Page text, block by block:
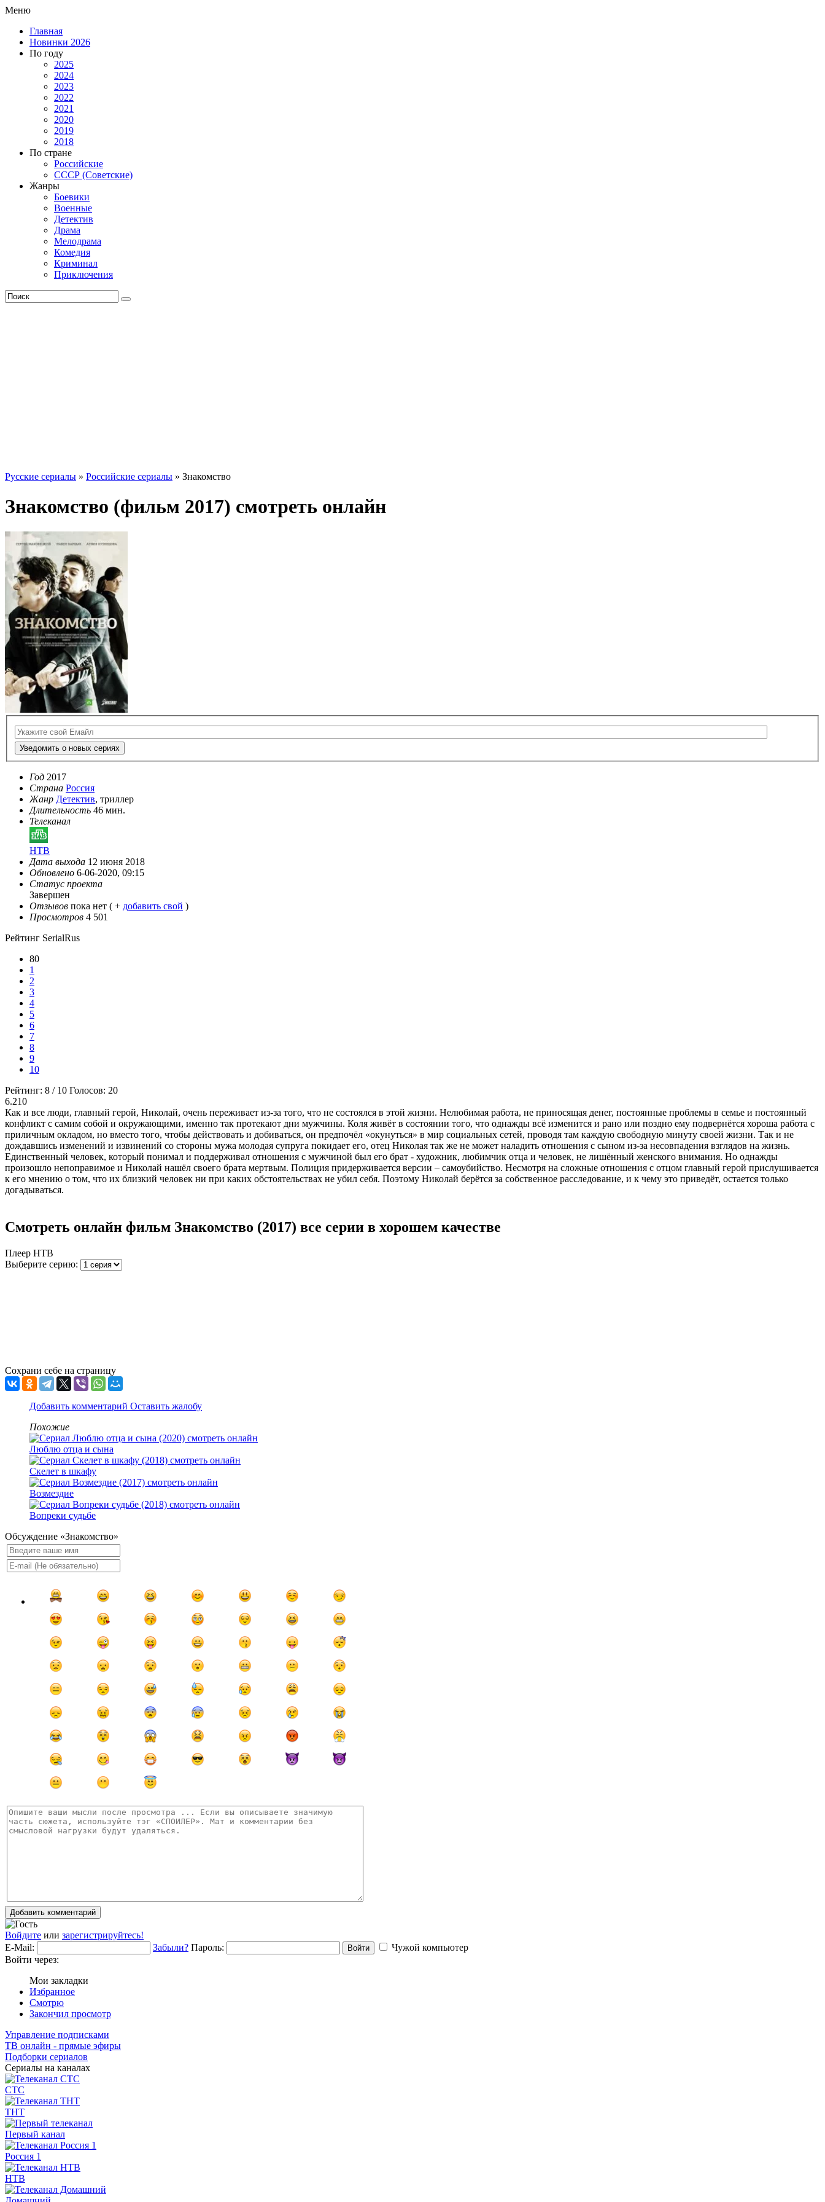
Меню
Главная
Новинки 2026
По году
2025
2024
2023
2022
2021
2020
2019
2018
По стране
Российские
СССР (Советские)
Жанры
Боевики
Военные
Детектив
Драма
Мелодрама
Комедия
Криминал
Приключения
Русские сериалы » Российские сериалы » Знакомство
Знакомство (фильм 2017) смотреть онлайн
Уведомить о новых сериях
Год 2017
Страна Россия
Жанр Детектив, триллер
Длительность 46 мин.
Телеканал
НТВ
Дата выхода 12 июня 2018
Обновлено 6-06-2020, 09:15
Статус проекта
Завершен
Отзывов пока нет ( + добавить свой )
Просмотров 4 501
Рейтинг SerialRus
80
1
2
3
4
5
6
7
8
9
10
Рейтинг: 8 / 10 Голосов: 20
6.210
Как и все люди, главный герой, Николай, очень переживает из-за того, что не состоялся в этой жизни. Нелюбимая работа, не приносящая денег, постоянные проблемы в семье и постоянный
конфликт с самим собой и окружающими, именно так протекают дни мужчины. Коля живёт в состоянии того, что однажды всё изменится и рано или поздно ему подвернётся хороша работа с
приличным окладом, но вместо того, чтобы действовать и добиваться, он предпочёл «окунуться» в мир социальных сетей, проводя там каждую свободную минуту своей жизни. Так и не
дождавшись изменений и извинений со стороны мужа молодая супруга покидает его, отец Николая так же не может наладить отношения с сыном из-за несовпадения взглядов на жизнь.
Единственный человек, который понимал и поддерживал отношения с мужчиной был его брат - художник, любимчик отца и человек, не лишённый женского внимания. Но однажды
произошло непоправимое и Николай нашёл своего брата мертвым. Полиция придерживается версии – самоубийство. Несмотря на сложные отношения с отцом главный герой прислушивается
к его мнению о том, что их близкий человек ни при каких обстоятельствах не убил себя. Поэтому Николай берётся за собственное расследование, и к чему это приведёт, остается только
догадываться.
Смотреть онлайн фильм Знакомство (2017) все серии в хорошем качестве
Плеер НТВ
Выберите серию:
Сохрани себе на страницу
Добавить комментарий Оставить жалобу
Похожие
Люблю отца и сына
Скелет в шкафу
Возмездие
Вопреки судьбе
Обсуждение «Знакомство»
Добавить комментарий
Войдите или зарегистрируйтесь!
E-Mail:
Забыли? Пароль: Войти
Чужой компьютер
Войти через:
Мои закладки
Избранное
Смотрю
Закончил просмотр
Управление подписками
ТВ онлайн - прямые эфиры
Подборки сериалов
Сериалы на каналах
СТС
ТНТ
Первый канал
Россия 1
НТВ